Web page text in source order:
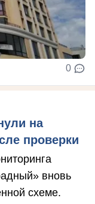
0
на
проверки
вновь
схеме.